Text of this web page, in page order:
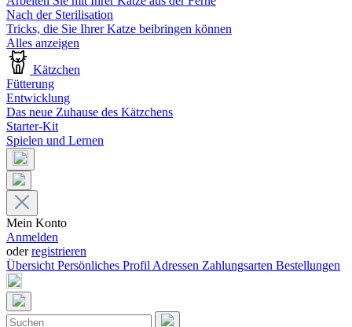
Nach der Sterilisation
Tricks, die Sie Ihrer Katze beibringen können
Alles anzeigen
Kätzchen
Fütterung
Entwicklung
Das neue Zuhause des Kätzchens
Starter-Kit
Spielen und Lernen
Mein Konto
Anmelden
oderregistrieren
Übersicht Persönliches Profil Adressen Zahlungsarten Bestellungen